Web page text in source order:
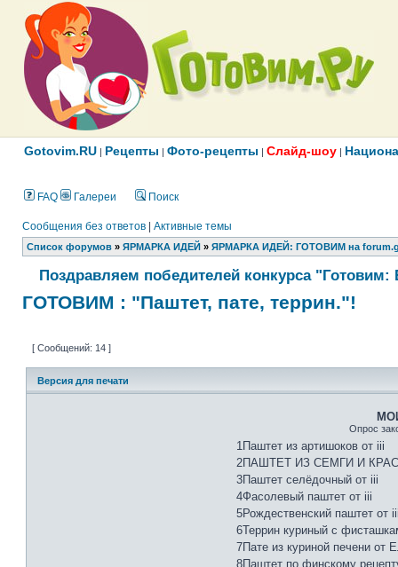
Gotovim.RU | Рецепты | Фото-рецепты | Слайд-шоу |
FAQ Галереи Поиск
Сообщения без ответов Активные темы
Список форумов » ЯРМАРКА ИДЕЙ » ЯРМАРКА ИДЕЙ: ГОТОВИМ на
Поздравляем победителей конкурса
ГОТОВИМ : "Паштет, пате, террин."!
[ Сообщений: 14 ]
Версия для печати
Опрос
1Паштет из артишоков от iii
2ПАШТЕТ ИЗ СЕМГИ И
3Паштет селёдочный от iii
4Фасолевый паштет от iii
5Рождественский паштет от
6Террин куриный с
7Пате из куриной печени от
8Паштет по финскому